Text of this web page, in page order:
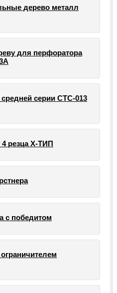
дерево металл
для перфоратора
серии СТС-013
резца Х-ТИП
с победитом